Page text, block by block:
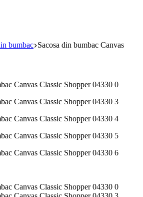
bumbac Sacosa din bumbac Canvas